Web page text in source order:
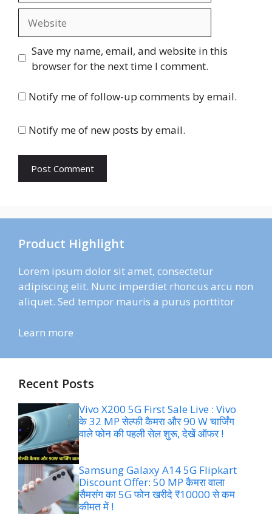
Save my name, email, and website in this
browser for the next time I comment.
Notify me of follow-up comments by email.
Notify me of new posts by email.
Product Highlight
Lorem ipsum dolor sit amet, consectetur
adipiscing elit. Nunc imperdiet rhoncus arcu non
aliquet. Sed tempor mauris a purus porttitor
Learn more
Recent Posts
Vivo X200 5G First Sale Live : Vivo
के 32 MP सेल्फी कैमरा और 90 W चार्जिंग
वाले फोन की पहली सेल शुरू, देखें ऑफर !
Samsung Galaxy A14 5G Flipkart
Discount Offer: 50 MP कैमरा वाला
सैमसंग का 5G फोन खरीदे ₹10000 से कम
कीमत में !